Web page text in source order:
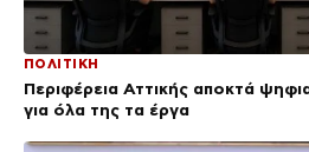
ΠΟΛΙΤΙΚΗ
Περιφέρεια Αττικής αποκτά
για όλα της τα έργα